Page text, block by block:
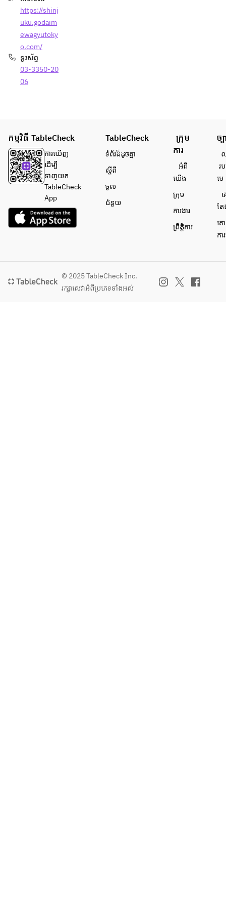
https://shinj
uku.godaim
ewagyutoky
o.com/
ទូរស័ព្ទ
03-3350-20
06
កម្មវិធី TableCheck
ការ​ឃើញ
ដើម្បី​
ទាញយក
TableCheck
App
TableCheck
ទំព័រ​ដ៏ដូចគ្នា
ស្តីពី
ចូល
ជំនួយ
ក្រុម
ការ
អំពី​
យើង
ក្រុម
ការងារ
ព្រឹត្តិការ
ច្
រ
មេ
តែ
គ
កា
© 2025 TableCheck Inc.
រក្សាសេវា​អំពីប្រភេទទាំងអស់